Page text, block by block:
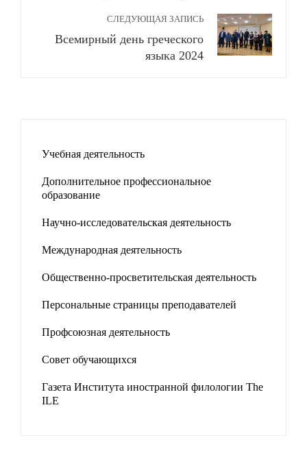
СЛЕДУЮЩАЯ ЗАПИСЬ
Всемирный день греческого
языка 2024
Учебная деятельность
Дополнительное профессиональное
образование
Научно-исследовательская деятельность
Международная деятельность
Общественно-просветительская деятельность
Персональные страницы преподавателей
Профсоюзная деятельность
Совет обучающихся
Газета Института иностранной филологии The
ILE